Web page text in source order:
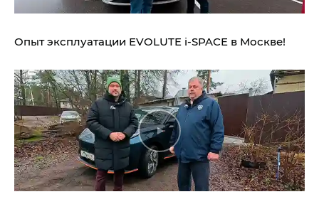
Опыт эксплуатации EVOLUTE i‑SPACE в Москве!